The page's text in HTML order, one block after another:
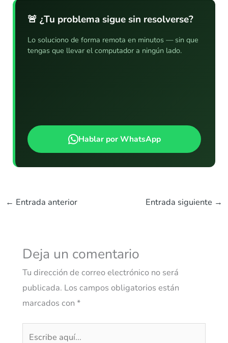
🚨 ¿Tu problema sigue sin resolverse?
Lo soluciono de forma remota en minutos — sin que
tengas que llevar el computador a ningún lado.
Hablar por WhatsApp
← Entrada anterior Entrada siguiente →
Deja un comentario
Tu dirección de correo electrónico no será
publicada. Los campos obligatorios están
marcados con *